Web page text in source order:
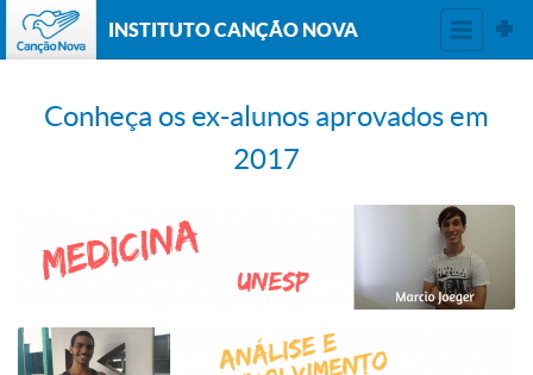
INSTITUTO CANÇÃO NOVA
Conheça os ex-alunos aprovados em
2017